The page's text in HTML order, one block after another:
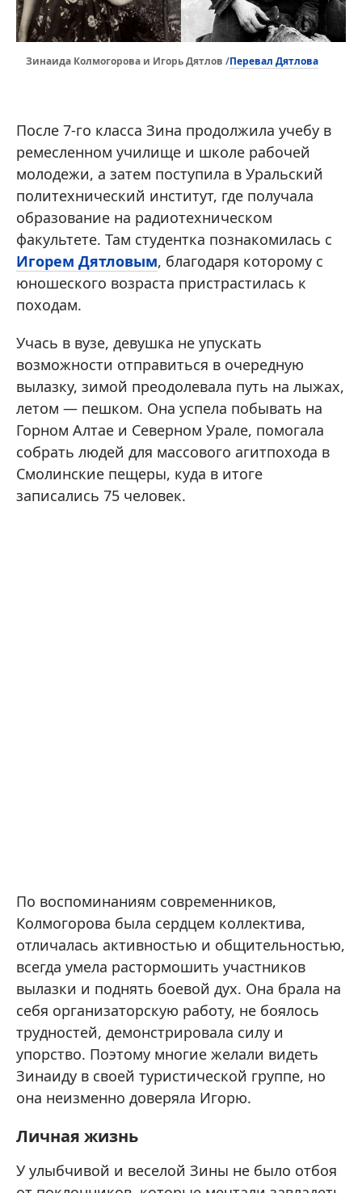
Зинаида Колмогорова и Игорь Дятлов /Перевал Дятлова
После 7-го класса Зина продолжила учебу в
ремесленном училище и школе рабочей
молодежи, а затем поступила в Уральский
политехнический институт, где получала
образование на радиотехническом
факультете. Там студентка познакомилась с
Игорем Дятловым, благодаря которому с
юношеского возраста пристрастилась к
походам.
Учась в вузе, девушка не упускать
возможности отправиться в очередную
вылазку, зимой преодолевала путь на лыжах,
летом — пешком. Она успела побывать на
Горном Алтае и Северном Урале, помогала
собрать людей для массового агитпохода в
Смолинские пещеры, куда в итоге
записались 75 человек.
По воспоминаниям современников,
Колмогорова была сердцем коллектива,
отличалась активностью и общительностью,
всегда умела растормошить участников
вылазки и поднять боевой дух. Она брала на
себя организаторскую работу, не боялось
трудностей, демонстрировала силу и
упорство. Поэтому многие желали видеть
Зинаиду в своей туристической группе, но
она неизменно доверяла Игорю.
Личная жизнь
У улыбчивой и веселой Зины не было отбоя